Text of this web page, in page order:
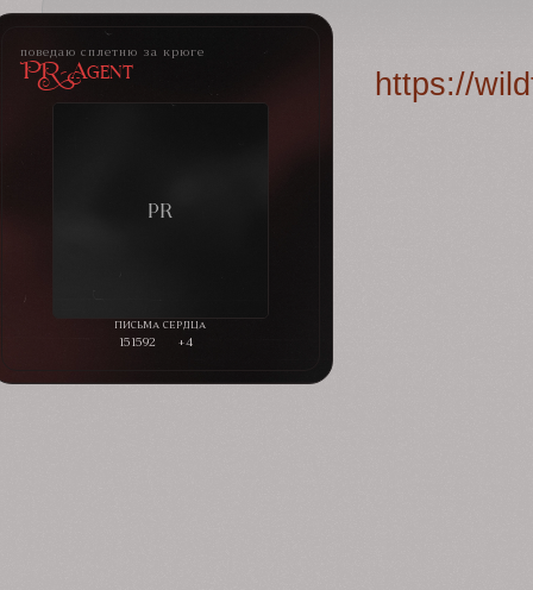
поведаю сплетню за крюге
PR-Agent
151592 +4
https://